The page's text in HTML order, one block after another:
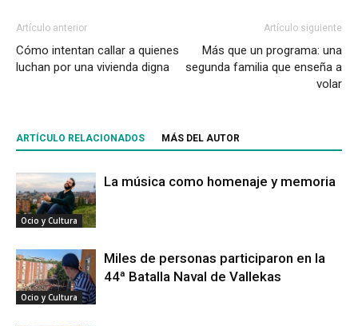
Artículo anterior
Cómo intentan callar a quienes
luchan por una vivienda digna
Artículo siguiente
Más que un programa: una
segunda familia que enseña a
volar
ARTÍCULO RELACIONADOS MÁS DEL AUTOR
Ocio y Cultura
La música como homenaje y memoria
Ocio y Cultura
Miles de personas participaron en la
44ª Batalla Naval de Vallekas